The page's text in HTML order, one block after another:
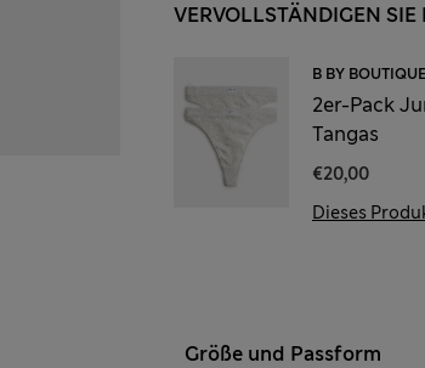
VERVOLLSTÄNDIGEN SIE
B BY BOUTIQUE
2er-Pack
Tangas
€20,00
Dieses
Größe und Passform